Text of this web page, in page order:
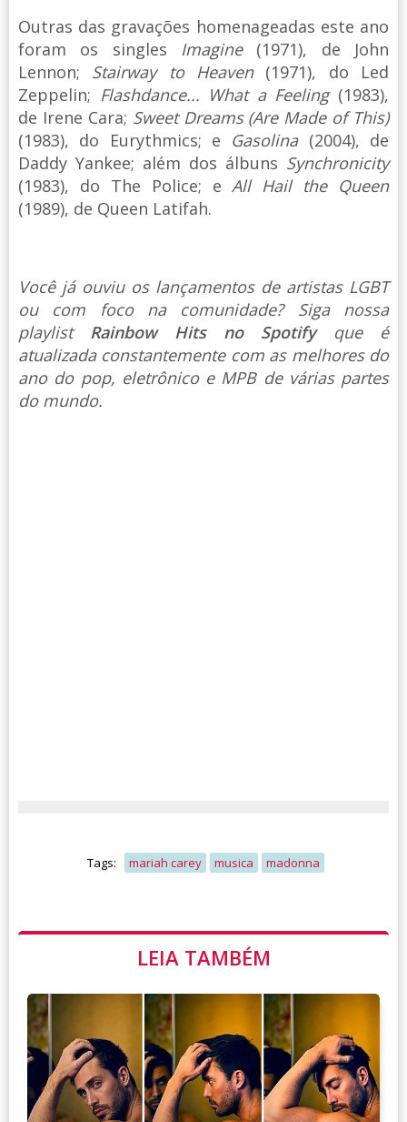
Outras das gravações homenageadas este ano
foram os singles Imagine(1971), de John
Lennon; Stairway to Heaven(1971), do Led
Zeppelin; Flashdance... What a Feeling(1983),
de Irene Cara; Sweet Dreams (Are Made of This)
(1983), do Eurythmics; e Gasolina(2004), de
Daddy Yankee; além dos álbuns Synchronicity
(1983), do The Police; eAll Hail the Queen
(1989), de Queen Latifah.
Você já ouviu os lançamentos de artistas LGBT
ou com foco na comunidade? Siga nossa
playlist Rainbow Hits no Spotify que é
atualizada constantemente com as melhores do
ano do pop, eletrônico e MPB de várias partes
do mundo.
Tags: mariah carey musica madonna
LEIA TAMBÉM